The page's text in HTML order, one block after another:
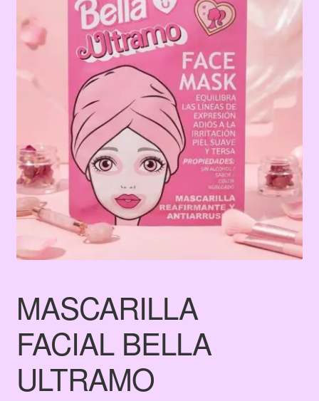
Tienda
MASCARILLA
FACIAL BELLA
ULTRAMO